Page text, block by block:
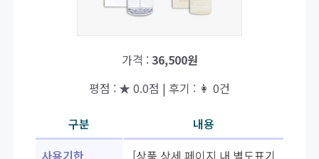
가격 :36,500원
평점 : ★ 0.0점 | 후기 : 👩 0건
구분
내용